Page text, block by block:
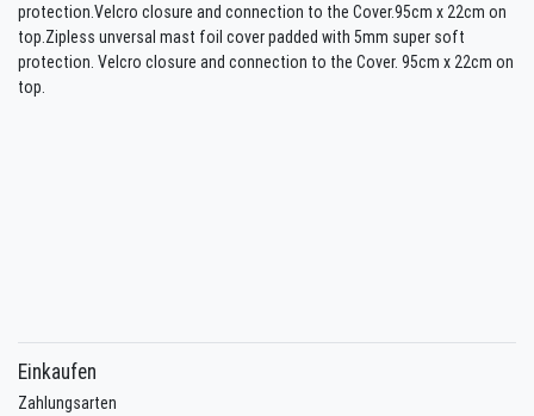
protection.Velcro closure and connection to the Cover.95cm x 22cm on
top.Zipless unversal mast foil cover padded with 5mm super soft
protection. Velcro closure and connection to the Cover. 95cm x 22cm on
top.
Einkaufen
Zahlungsarten